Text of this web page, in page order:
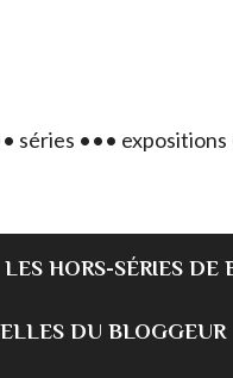
séries •••
LES HORS-SÉRIES
DU BLOGGEUR